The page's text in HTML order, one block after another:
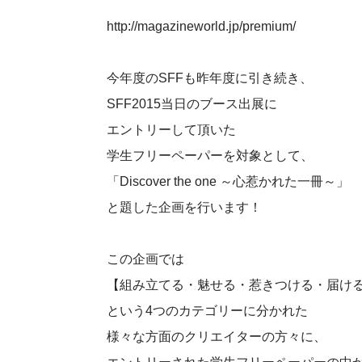
http://magazineworld.jp/premium/
今年度のSFFも昨年度に引き続き、
SFF2015当日のブース出展に
エントリーして頂いた
学生フリーペーパーを対象として、
「Discover the one ～心惹かれた一冊～」
と題した企画を行います！
この企画では
【組み立てる・魅せる・惹きつける・届け
という4つのカテゴリーに分かれた
様々な方面のクリエイターの方々に、